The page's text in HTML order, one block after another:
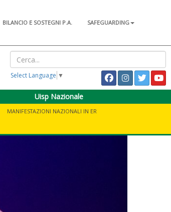
BILANCIO E SOSTEGNI P.A.
SAFEGUARDING
Select Language ▼
Uisp Nazionale
MANIFESTAZIONI NAZIONALI IN ER